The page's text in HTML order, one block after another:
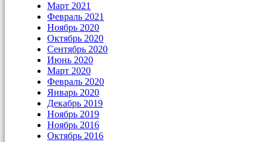
Март 2021
Февраль 2021
Ноябрь 2020
Октябрь 2020
Сентябрь 2020
Июнь 2020
Март 2020
Февраль 2020
Январь 2020
Декабрь 2019
Ноябрь 2019
Ноябрь 2016
Октябрь 2016